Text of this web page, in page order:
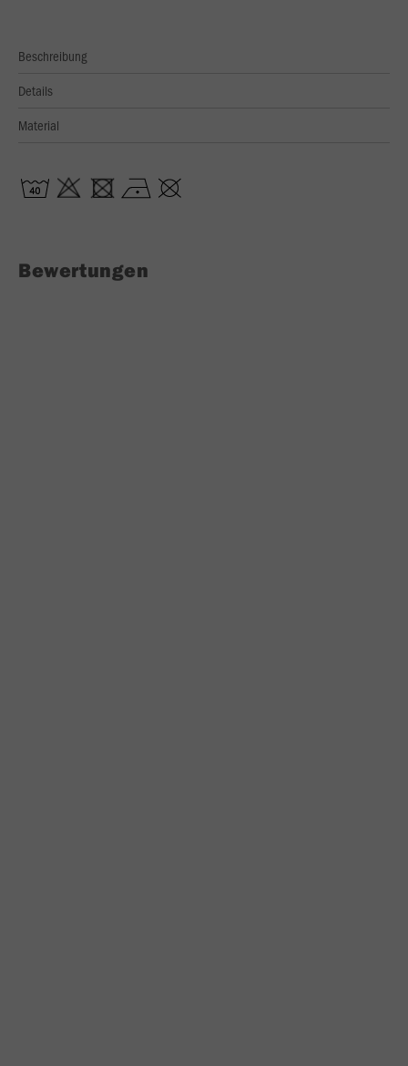
Beschreibung
Details
Material
Bewertungen